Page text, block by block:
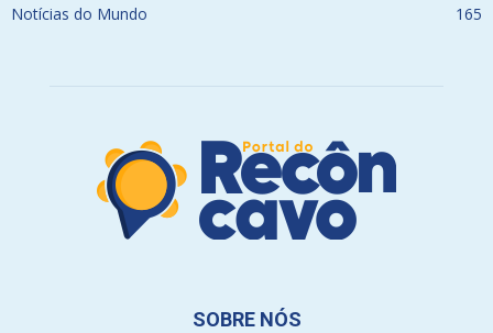
Notícias do Mundo 165
SOBRE NÓS